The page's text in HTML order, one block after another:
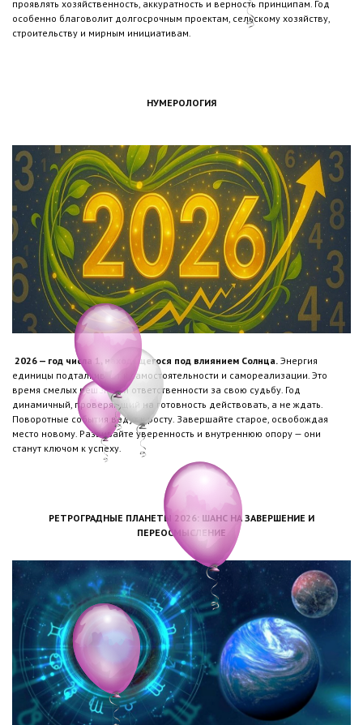
проявлять хозяйственность, аккуратность и верность принципам. Год
особенно благоволит долгосрочным проектам, сельскому хозяйству,
строительству и мирным инициативам.
НУМЕРОЛОГИЯ
2026 — год числа 1, находящегося под влиянием Солнца. Энергия
единицы подталкивает к самостоятельности и самореализации. Это
время смелых решений и ответственности за свою судьбу. Год
динамичный, проверяющий на готовность действовать, а не ждать.
Поворотные события ведут к росту. Завершайте старое, освобождая
место новому. Развивайте уверенность и внутреннюю опору — они
станут ключом к успеху.
РЕТРОГРАДНЫЕ ПЛАНЕТЫ 2026: ШАНС НА ЗАВЕРШЕНИЕ И
ПЕРЕОСМЫСЛЕНИЕ